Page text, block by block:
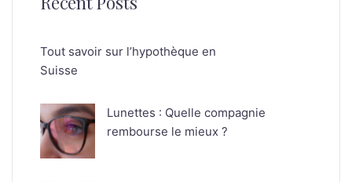
Tout savoir sur l’hypothèque en
Suisse
Lunettes : Quelle compagnie
rembourse le mieux ?